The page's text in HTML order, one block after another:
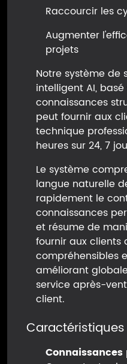
Raccourcir les
Augmenter
projets
Notre système de
intelligent AI,
connaissances
peut fournir aux
technique
heures sur 24, 7
Le système
langue naturelle
rapidement le
connaissances
et résume de
fournir aux clients
compréhensibles
améliorant
service après-
client.
Connaissances